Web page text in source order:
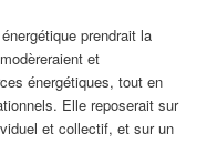
prendrait la
et
énergétiques, tout en
Elle reposerait sur
et collectif, et sur un